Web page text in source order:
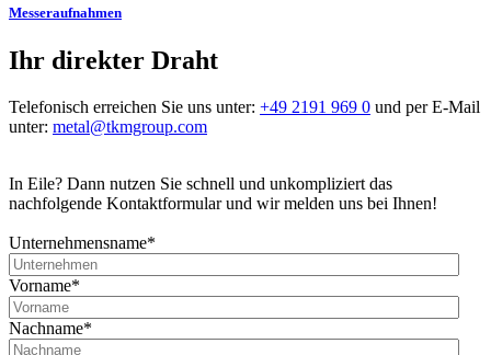
Messeraufnahmen
Ihr direkter Draht
Telefonisch erreichen Sie uns unter: +49 2191 969 0 und per E-Mail
unter: metal@tkmgroup.com
In Eile? Dann nutzen Sie schnell und unkompliziert das
nachfolgende Kontaktformular und wir melden uns bei Ihnen!
Unternehmensname*
Vorname*
Nachname*